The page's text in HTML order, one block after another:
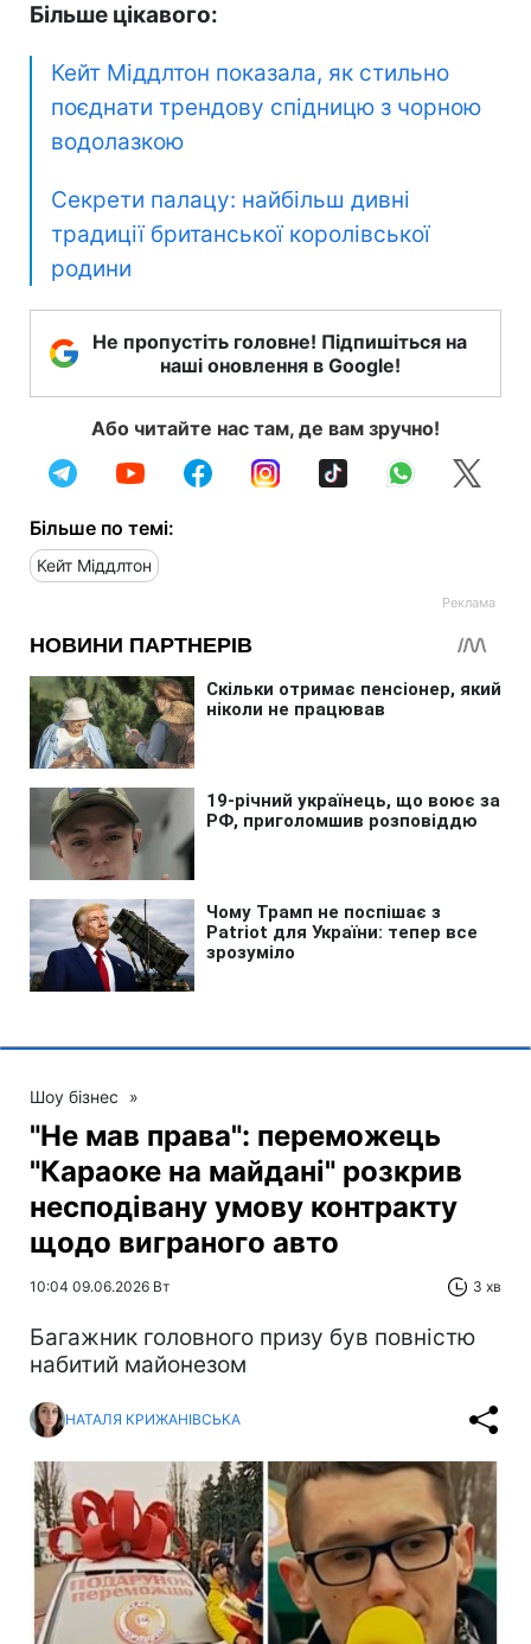
Більше цікавого:
Кейт Міддлтон показала, як стильно
поєднати трендову спідницю з чорною
водолазкою
Секрети палацу: найбільш дивні
традиції британської королівської
родини
Не пропустіть головне! Підпишіться на
наші оновлення в Google!
Або читайте нас там, де вам зручно!
Більше по темі:
Кейт Міддлтон
Шоу бізнес »
"Не мав права": переможець
"Караоке на майдані" розкрив
несподівану умову контракту
щодо виграного авто
10:04 09.06.2026 Вт 3 хв
Багажник головного призу був повністю
набитий майонезом
НАТАЛЯ КРИЖАНІВСЬКА